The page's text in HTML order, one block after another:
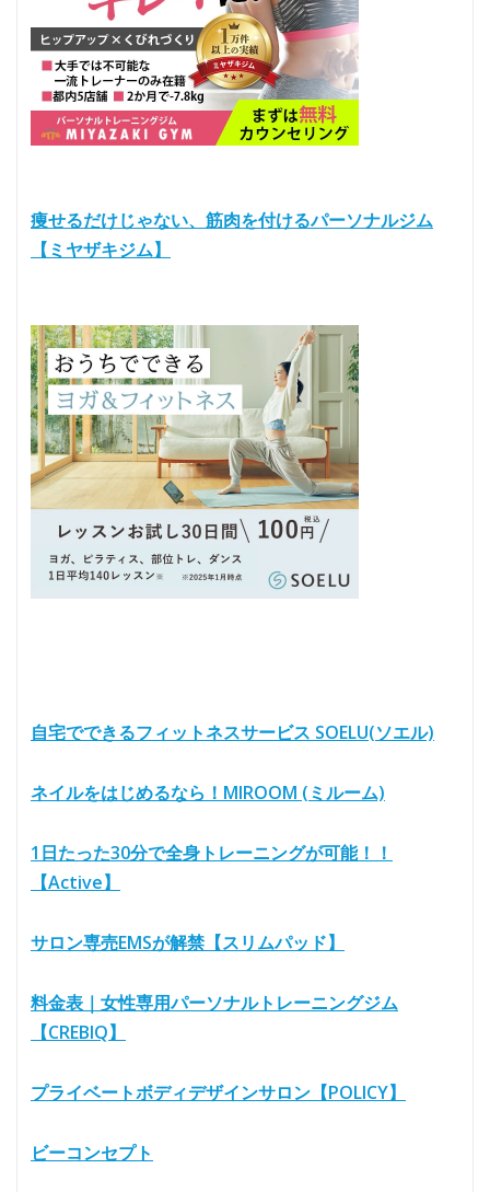
痩せるだけじゃない、筋肉を付けるパーソナルジム
【ミヤザキジム】
自宅でできるフィットネスサービス SOELU(ソエル)
ネイルをはじめるなら！MIROOM (ミルーム)
1日たった30分で全身トレーニングが可能！！
【Active】
サロン専売EMSが解禁【スリムパッド】
料金表｜女性専用パーソナルトレーニングジム
【CREBIQ】
プライベートボディデザインサロン【POLICY】
ビーコンセプト